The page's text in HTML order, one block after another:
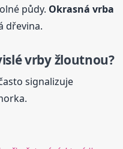
půdy. Okrasnávrba
dřevina.
vrby žloutnou?
signalizuje